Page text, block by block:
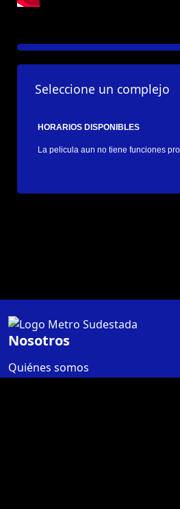
Seleccione un complejo
HORARIOS DISPONIBLES
La pelicula aun no tiene funciones
Nosotros
Quiénes somos